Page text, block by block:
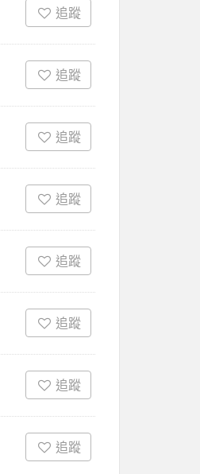
追蹤
追蹤
追蹤
追蹤
追蹤
追蹤
追蹤
追蹤